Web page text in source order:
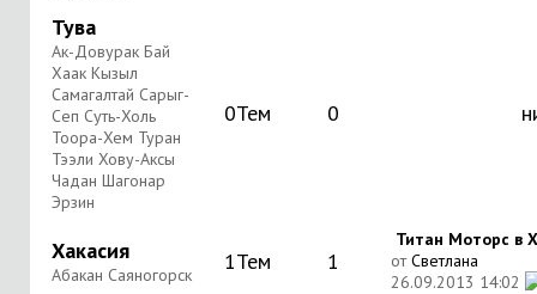
Тува
Ак-Довурак Бай
Хаак Кызыл
Самагалтай Сарыг-
Сеп Суть-Холь
Тоора-Хем Туран
Тээли Хову-Аксы
Чадан Шагонар
Эрзин
0Тем 0
Хакасия
Абакан Саяногорск 1Тем 1
Титан Моторс в
отСветлана
26.09.2013 14:02